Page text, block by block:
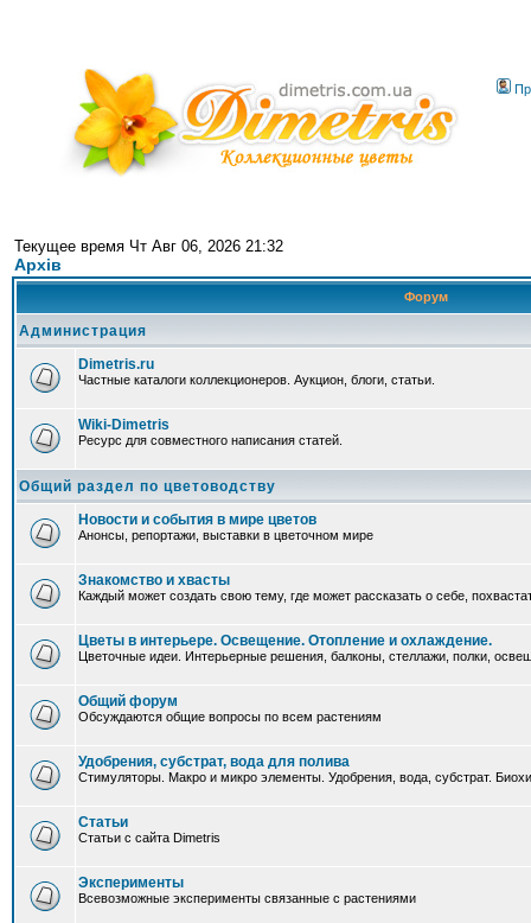
Текущее время Чт Авг 06, 2026 21:32
Архів
Форум
Администрация
Dimetris.ru
Частные каталоги коллекционеров. Аукцион, блоги, статьи.
Wiki-Dimetris
Ресурс для совместного написания статей.
Общий раздел по цветоводству
Новости и события в мире цветов
Анонсы, репортажи, выставки в цветочном мире
Знакомство и хвасты
Каждый может создать свою тему, где может рассказать о себе,
Цветы в интерьере. Освещение. Отопление и охлаждение.
Цветочные идеи. Интерьерные решения, балконы, стеллажи, полки,
Общий форум
Обсуждаются общие вопросы по всем растениям
Удобрения, субстрат, вода для полива
Стимуляторы. Макро и микро элементы. Удобрения, вода, субстрат.
Статьи
Статьи с сайта Dimetris
Эксперименты
Всевозможные эксперименты связанные с растениями